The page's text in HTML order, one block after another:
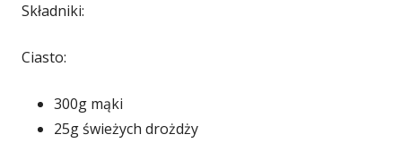
Składniki:
Ciasto:
300g mąki
25g świeżych drożdży